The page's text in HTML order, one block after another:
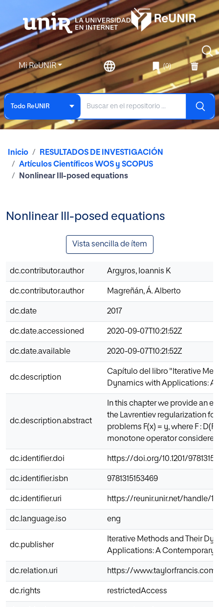
Mi ReUNIR (0)
Todo ReUNIR
Inicio
RESULTADOS DE INVESTIGACIÓN
Artículos Científicos WOS y SCOPUS
Nonlinear Ill-posed equations
Nonlinear Ill-posed equations
Vista sencilla de ítem
dc.contributor.author Argyros, Ioannis K
dc.contributor.author Magreñán, Á. Alberto
dc.date 2017
dc.date.accessioned 2020-09-07T10:21:52Z
dc.date.available 2020-09-07T10:21:52Z
dc.description
Capítulo del libro "Iterative
Dynamics with Applications:
dc.description.abstract
In this chapter we provide an
the Lavrentiev regularization
problems F(x) = y, where F :
monotone operator considered
dc.identifier.doi https://doi.org/10.1201/
dc.identifier.isbn 9781315153469
dc.identifier.uri https://reunir.unir.net/handle/
dc.language.iso eng
dc.publisher
Iterative Methods and Their
Applications: A Contemporary
dc.relation.uri https://www.taylorfrancis.com/
dc.rights restrictedAccess